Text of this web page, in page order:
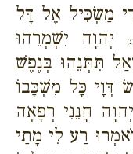
מַשְׂכִּיל אֶל דָּל
יְהוָה יִשְׁמְרֵהוּ
תִּתְּנֵהוּ בְּנֶפֶשׁ
דְּוָי כָּל מִשְׁכָּבוֹ
חָנֵּנִי רְפָאָה
רַע לִי מָתַי